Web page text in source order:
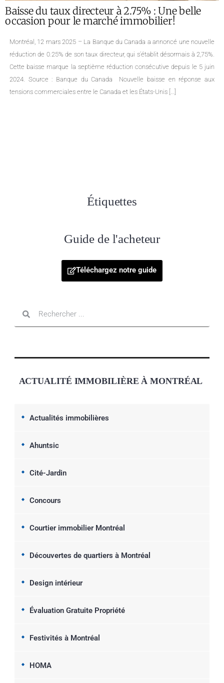
Baisse du taux directeur à 2.75% : Une belle
occasion pour le marché immobilier!
Montréal, 12 mars 2025 – La Banque du Canada a annoncé une nouvelle
réduction de 0.25% de son taux directeur, qui s’établit désormais à 2,75%.
Cette baisse marque la septième réduction consécutive depuis le 5 juin
2024. Source : Banque du Canada Nouvelle baisse en réponse aux
tensions commerciales entre le Canada et les États-Unis […]
Étiquettes
Guide de l'acheteur
Téléchargez notre guide
ACTUALITÉ IMMOBILIÈRE À MONTRÉAL
Actualités immobilières
Ahuntsic
Cité-Jardin
Concours
Courtier immobilier Montréal
Découvertes de quartiers à Montréal
Design intérieur
Évaluation Gratuite Propriété
Festivités à Montréal
HOMA